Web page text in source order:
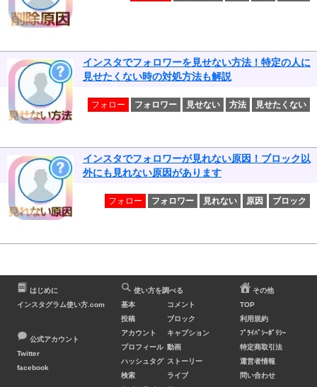
インスタでフォロワーを見せない方法！特定の人に
見せたくない時の対処方法も解説
フォロー フォロワー 見せない 方法 見せたくない
インスタでフォロワーが見れない原因！ブロック以
外にも見れない原因があります
フォロー フォロワー 見れない 原因 ブロック
はじめに
インスタグラム使い方.com
公式アカウント
Twitter
facebook
使い方を調べる
基本
投稿
アカウント
プロフィール
ハッシュタグ
検索
コメント
ブロック
キャプション
動画
ストーリー
ライブ
その他
TOP
利用規約
ﾌﾟﾗｲﾊﾞｼｰﾎﾟﾘｼｰ
特定商取引法
運営者情報
問い合わせ